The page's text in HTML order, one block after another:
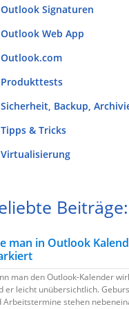
Outlook Signaturen
Outlook Web App
Outlook.com
Produkttests
Sicherheit, Backup,
Tipps & Tricks
Virtualisierung
Beiträge:
man in Outlook
man den Outlook-Kalender
er leicht unübersichtlich.
Arbeitstermine stehen